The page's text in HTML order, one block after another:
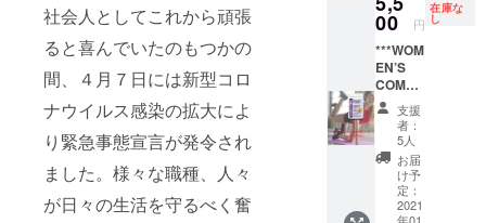
社会人としてこれから頑張
ると喜んでいたのもつかの
間、４月７日には新型コロ
ナウイルス感染の拡大によ
り緊急事態宣言が発令され
ました。様々な職種、人々
が日々の生活を守るべく奮
用され
した。
この紫
根の主
成分が
シコニ
ンで、
ファル
マクリ
エ神戸
社独自
よって
維持さ
れてい
ます。
この幹
細胞の
多くは
老化に
より機
能が低
下する
と示さ
ナル
ハーブ
ティー3
種セッ
トで
す。
【ビュ
ティー
ルー
ジュ】
ハイビ
00 円
在庫な
し
***WOM
EN’S
COMPL
E（ウー
マンズ
コンプ
リー
ト） 1
本***
Wayal
支援
者：
5人
お届
け予
定：
2021
年01